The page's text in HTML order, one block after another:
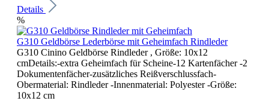
Details
%
G310 Geldbörse Lederbörse mit Geheimfach Rindleder
G310 Cinino Geldbörse Rindleder , Größe: 10x12
cmDetails:-extra Geheimfach für Scheine-12 Kartenfächer -2
Dokumentenfächer-zusätzliches Reißverschlussfach-
Obermaterial: Rindleder -Innenmaterial: Polyester -Größe:
10x12 cm